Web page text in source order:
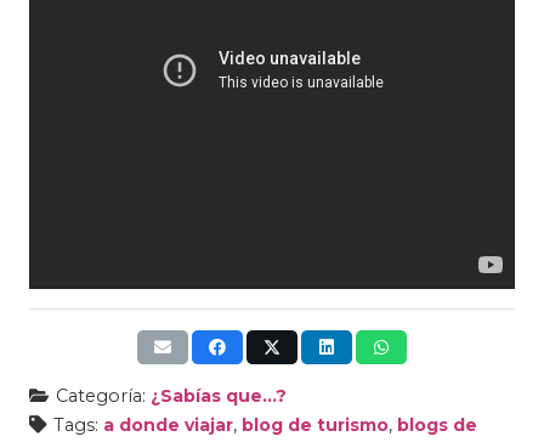
Categoría: ¿Sabías que...?
Tags: a donde viajar, blog de turismo, blogs de